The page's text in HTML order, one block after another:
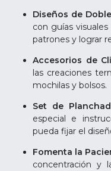
Diseños de
con guías
patrones y lograr
Accesorios de
las creaciones
mochilas y bolsos.
Set de
especial e
pueda fijar el
Fomenta la
concentración y